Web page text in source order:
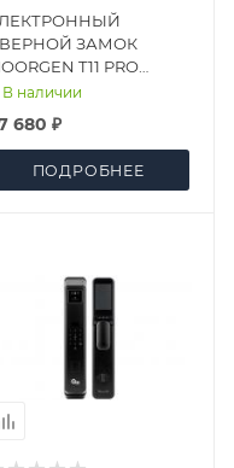
ЗАМОК
T11 PRO
BLACK (3-
В наличии
680 ₽
ПОДРОБНЕЕ